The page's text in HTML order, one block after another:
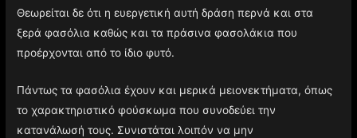
Θεωρείται δε ότι η ευεργετική αυτή δράση περνά και στα
ξερά φασόλια καθώς και τα πράσινα φασολάκια που
προέρχονται από το ίδιο φυτό.
Πάντως τα φασόλια έχουν και μερικά μειονεκτήματα, όπως
το χαρακτηριστικό φούσκωμα που συνοδεύει την
κατανάλωσή τους. Συνιστάται λοιπόν να μην